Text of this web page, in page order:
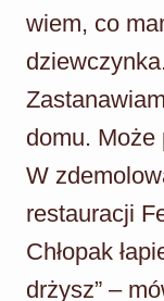
wiem, co
domu.
W
restauracji
Chłopak
drżysz” –